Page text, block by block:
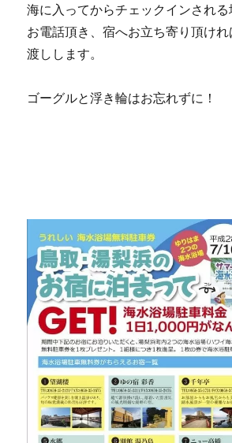
海に入ってからチェックインされ
お電話頂き、宿へお立ち寄り頂け
渡しします。
ゴーグルと浮き輪はお忘れずに！